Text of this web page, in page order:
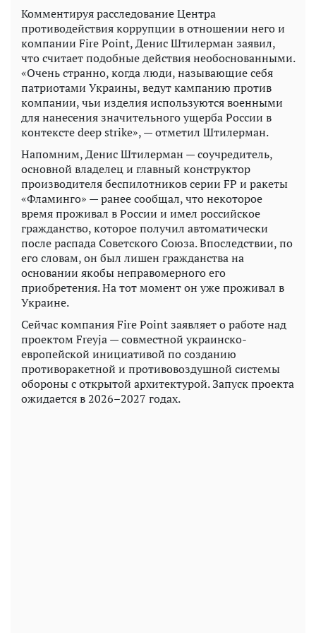
Комментируя расследование Центра
противодействия коррупции в отношении него и
компании Fire Point, Денис Штилерман заявил,
что считает подобные действия необоснованными.
«Очень странно, когда люди, называющие себя
патриотами Украины, ведут кампанию против
компании, чьи изделия используются военными
для нанесения значительного ущерба России в
контексте deep strike», — отметил Штилерман.
Напомним, Денис Штилерман — соучредитель,
основной владелец и главный конструктор
производителя беспилотников серии FP и ракеты
«Фламинго» — ранее сообщал, что некоторое
время проживал в России и имел российское
гражданство, которое получил автоматически
после распада Советского Союза. Впоследствии, по
его словам, он был лишен гражданства на
основании якобы неправомерного его
приобретения. На тот момент он уже проживал в
Украине.
Сейчас компания Fire Point заявляет о работе над
проектом Freyja — совместной украинско-
европейской инициативой по созданию
противоракетной и противовоздушной системы
обороны с открытой архитектурой. Запуск проекта
ожидается в 2026–2027 годах.